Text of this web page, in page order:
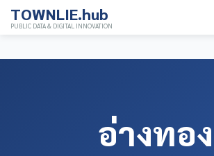
TOWNLIE.hub
PUBLIC DATA & DIGITAL INNOVATION
อ่างทอง